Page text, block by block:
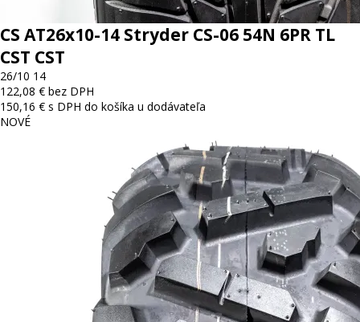
CS AT26x10-14 Stryder CS-06 54N 6PR TL
CST CST
26/10 14
122,08 € bez DPH
150,16 € s DPH do košíka u dodávateľa
NOVÉ